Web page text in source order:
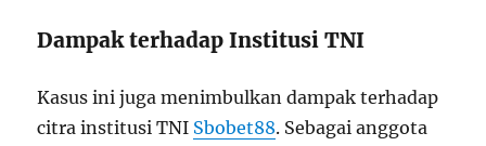
Dampak terhadap Institusi TNI
Kasus ini juga menimbulkan dampak terhadap
citra institusi TNI Sbobet88. Sebagai anggota